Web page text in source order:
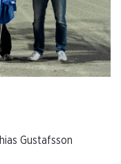
Gustafsson